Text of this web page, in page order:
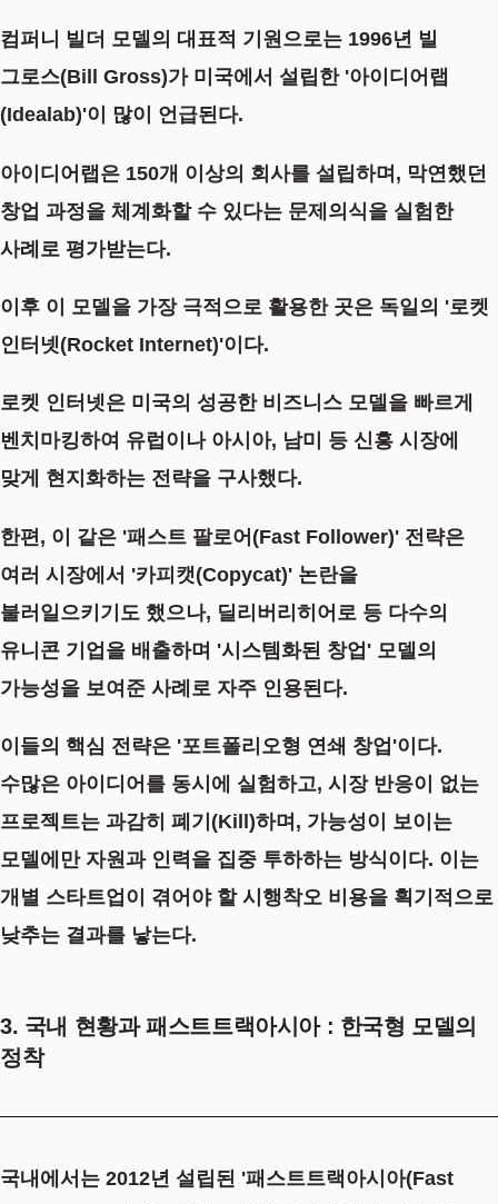
컴퍼니 빌더 모델의 대표적 기원으로는 1996년 빌
그로스(Bill Gross)가 미국에서 설립한 '아이디어랩
(Idealab)'이 많이 언급된다.
아이디어랩은 150개 이상의 회사를 설립하며, 막연했던
창업 과정을 체계화할 수 있다는 문제의식을 실험한
사례로 평가받는다.
이후 이 모델을 가장 극적으로 활용한 곳은 독일의 '로켓
인터넷(Rocket Internet)'이다.
로켓 인터넷은 미국의 성공한 비즈니스 모델을 빠르게
벤치마킹하여 유럽이나 아시아, 남미 등 신흥 시장에
맞게 현지화하는 전략을 구사했다.
한편, 이 같은 '패스트 팔로어(Fast Follower)' 전략은
여러 시장에서 '카피캣(Copycat)' 논란을
불러일으키기도 했으나, 딜리버리히어로 등 다수의
유니콘 기업을 배출하며 '시스템화된 창업' 모델의
가능성을 보여준 사례로 자주 인용된다.
이들의 핵심 전략은 '포트폴리오형 연쇄 창업'이다.
수많은 아이디어를 동시에 실험하고, 시장 반응이 없는
프로젝트는 과감히 폐기(Kill)하며, 가능성이 보이는
모델에만 자원과 인력을 집중 투하하는 방식이다. 이는
개별 스타트업이 겪어야 할 시행착오 비용을 획기적으로
낮추는 결과를 낳는다.
3. 국내 현황과 패스트트랙아시아 : 한국형 모델의
정착
국내에서는 2012년 설립된 '패스트트랙아시아(Fast